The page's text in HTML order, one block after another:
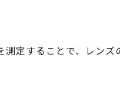
定することで、レン